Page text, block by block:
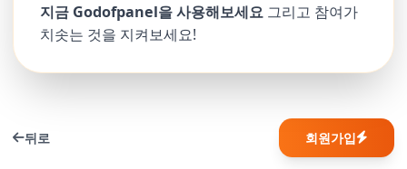
지금 Godofpanel을 사용해보세요 그리고 참여가
치솟는 것을 지켜보세요!
뒤로 회원가입